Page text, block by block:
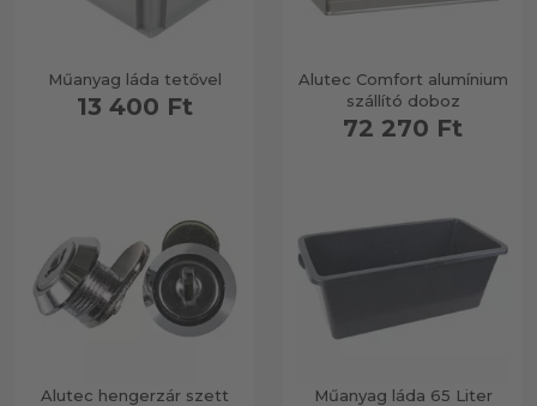
Műanyag láda tetővel
13 400 Ft
Alutec Comfort alumínium
szállító doboz
72 270 Ft
Alutec hengerzár szett Műanyag láda 65 Liter